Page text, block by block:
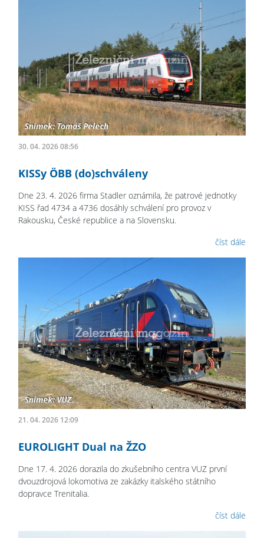
30. 04. 2026 08:56
KISSy ÖBB (do)schváleny
Dne 23. 4. 2026 firma Stadler oznámila, že patrové jednotky
KISS řad 4734 a 4736 dosáhly schválení pro provoz v
Rakousku, České republice a na Slovensku.
číst dále
21. 04. 2026 12:09
EUROLIGHT Dual na ŽZO
Dne 17. 4. 2026 dorazila do zkušebního centra VUZ první
dvouzdrojová lokomotiva ze zakázky italského státního
dopravce Trenitalia.
číst dále